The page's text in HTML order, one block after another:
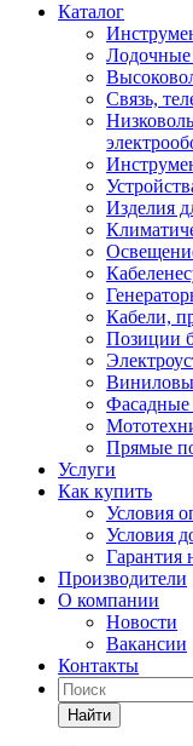
Каталог
Связь,
Изделия
Кабели,
Позиции
Фасадные
Прямые
Услуги
Как купить
Условия
Условия
Гарантия
Производители
О компании
Новости
Вакансии
Контакты
Найти